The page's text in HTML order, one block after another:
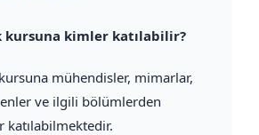
kursuna kimler katılabilir?
mühendisler, mimarlar,
ve ilgili bölümlerden
katılabilmektedir.